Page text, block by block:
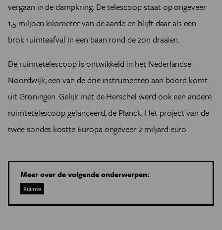
vergaan in de dampkring. De telescoop staat op ongeveer
1,5 miljoen kilometer van de aarde en blijft daar als een
brok ruimteafval in een baan rond de zon draaien.
De ruimtetelescoop is ontwikkeld in het Nederlandse
Noordwijk; een van de drie instrumenten aan boord komt
uit Groningen. Gelijk met de Herschel werd ook een andere
ruimtetelescoop gelanceerd, de Planck. Het project van de
twee sondes kostte Europa ongeveer 2 miljard euro.
Meer over de volgende onderwerpen:
Ruimte